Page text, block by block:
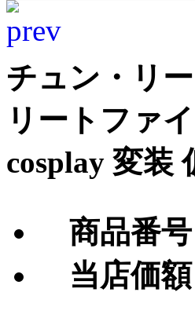
チュン・リ
リートファ
cosplay 変装
商品番号
当店価額